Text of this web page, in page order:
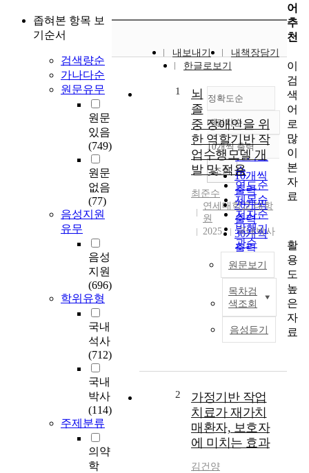
좁혀본 항목 보
기순서
검색량순
가나다순
원문유무
원문
있음
(749)
원문
없음
(77)
음성지원
유무
음성
지원
(696)
학위유형
국내
석사
(712)
국내
박사
(114)
주제분류
의약
학
내보내기
내책장담기
한글로보기
정확도순
정확도
순
인기도
순
연도순
제목순
저자순
발행기
관순
내림차순
내림차순
10개씩 출력
10개씩
출력
20개씩
출력
30개씩
출력
50개씩
출력
100개씩
출력
조회
1
뇌
졸
중 장애인을 위
한 역할기반 작
업수행모델 개
발 및 적용
최준수
연세대학교 대학
원
2025
국내박사
원문보기
목차검
색조회
음성듣기
2
가정기반 작업
치료가 재가치
매환자, 보호자
에 미치는 효과
김건양
어
추
천
이
검
색
어
로
많
이
본
자
료
활
용
도
높
은
자
료